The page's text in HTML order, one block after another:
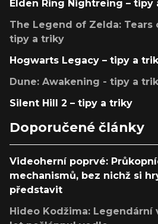
Elden Ring Nightreing – tipy
The Legend of Zelda:
tipy a triky
Hogwarts Legacy – tipy a
Dune: Awakening - tipy a
Silent Hill 2 – tipy a triky
Doporučené články
Videoherní poprvé:
mechanismů, bez nichž si
představit
Hideo Kodžima: Legendární